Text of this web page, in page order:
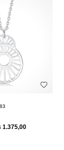
1.375,00